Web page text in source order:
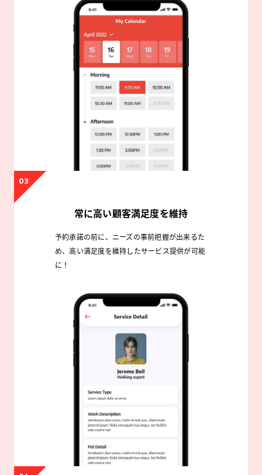
03
常に高い顧客満足度を維持
予約承諾の前に、ニーズの事前把握が出来るた
め、高い満足度を維持したサービス提供が可能
に！